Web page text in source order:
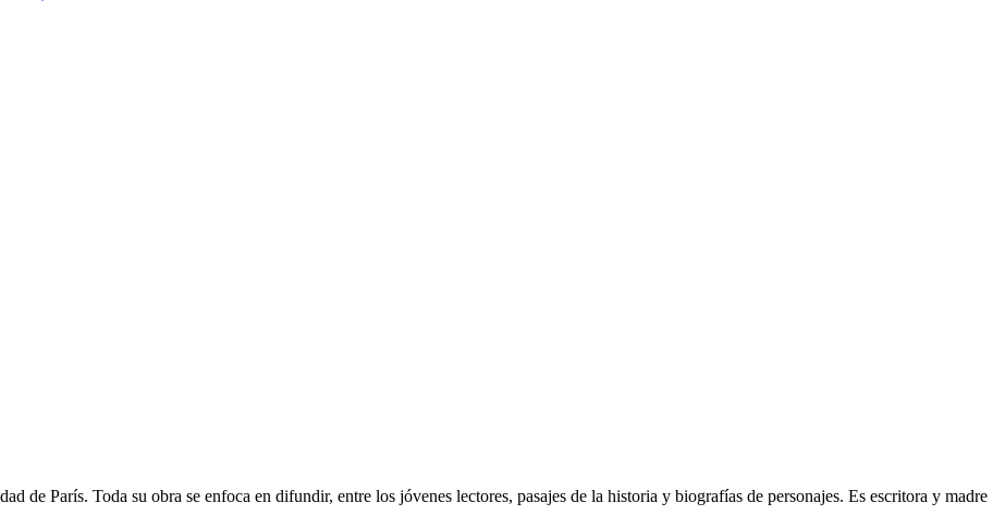
de París. Toda su obra se enfoca en difundir, entre los jóvenes lectores, pasajes de la historia y biografías de personajes. Es escritora y madre